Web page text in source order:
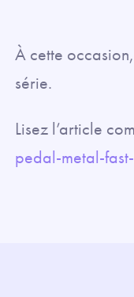
À cette
série.
Lisez l’article
pedal-metal-